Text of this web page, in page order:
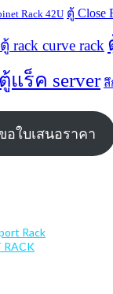
Rack 42U ตู้ Close
ตู้ rack curve rack
ตู้แร็ค server ลึ
อใบเสนอราคา
Rack
RACK